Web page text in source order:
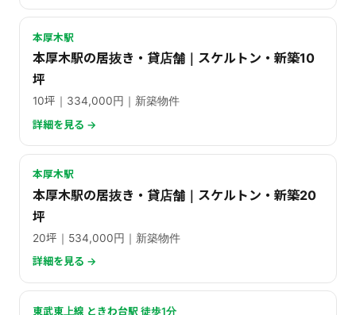
本厚木駅
本厚木駅の居抜き・貸店舗｜スケルトン・新築10
坪
10坪｜334,000円｜新築物件
詳細を見る →
本厚木駅
本厚木駅の居抜き・貸店舗｜スケルトン・新築20
坪
20坪｜534,000円｜新築物件
詳細を見る →
東武東上線 ときわ台駅 徒歩1分